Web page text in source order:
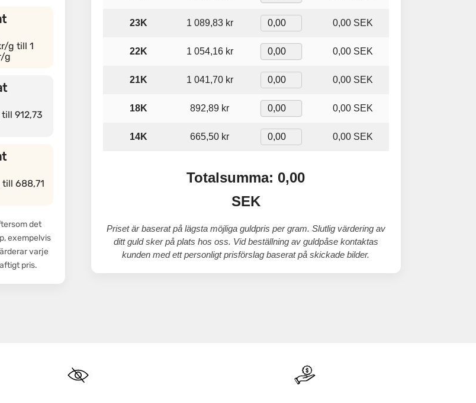
g till 1
g
912,73
688,71
det
exempelvis
varje
pris.
23K 1 089,83 kr 0,00 SEK
22K 1 054,16 kr 0,00 SEK
21K 1 041,70 kr 0,00 SEK
18K 892,89 kr 0,00 SEK
14K 665,50 kr 0,00 SEK
Totalsumma: 0,00
SEK
Priset är baserat på lägsta möjliga guldpris per gram. Slutlig värdering av
ditt guld sker på plats hos oss. Vid beställning av guldpåse kontaktas
kunden med ett personligt prisförslag baserat på skickade bilder.